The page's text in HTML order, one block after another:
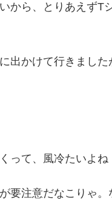
から、とりあえずT
出かけて行きまし
って、風冷たいよね
要注意だなこりゃ。